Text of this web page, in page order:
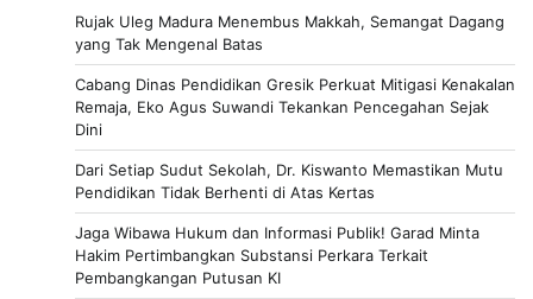
Rujak Uleg Madura Menembus Makkah, Semangat Dagang
yang Tak Mengenal Batas
Cabang Dinas Pendidikan Gresik Perkuat Mitigasi Kenakalan
Remaja, Eko Agus Suwandi Tekankan Pencegahan Sejak
Dini
Dari Setiap Sudut Sekolah, Dr. Kiswanto Memastikan Mutu
Pendidikan Tidak Berhenti di Atas Kertas
Jaga Wibawa Hukum dan Informasi Publik! Garad Minta
Hakim Pertimbangkan Substansi Perkara Terkait
Pembangkangan Putusan KI